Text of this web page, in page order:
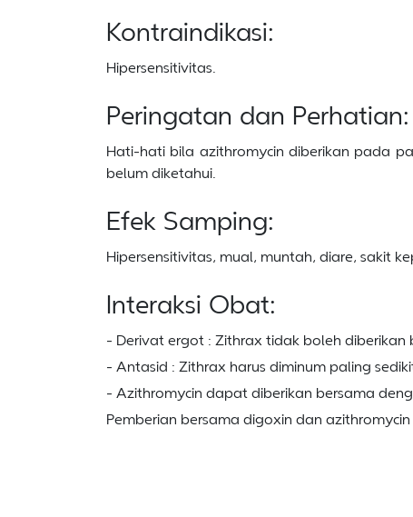
Kontraindikasi:
Hipersensitivitas.
Peringatan dan Perhatian:
Hati-hati bila azithromycin diberikan pada
belum diketahui.
Efek Samping:
Hipersensitivitas, mual, muntah, diare, sakit
Interaksi Obat:
- Derivat ergot : Zithrax tidak boleh
- Antasid : Zithrax harus diminum paling
- Azithromycin dapat diberikan bersama
Pemberian bersama digoxin dan